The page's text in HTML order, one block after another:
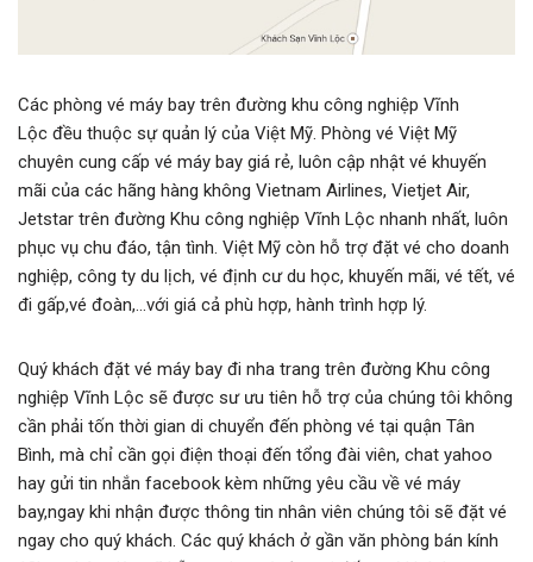
Các phòng vé máy bay trên đường khu công nghiệp Vĩnh
Lộc đều thuộc sự quản lý của Việt Mỹ. Phòng vé Việt Mỹ
chuyên cung cấp vé máy bay giá rẻ, luôn cập nhật vé khuyến
mãi của các hãng hàng không Vietnam Airlines, Vietjet Air,
Jetstar trên đường Khu công nghiệp Vĩnh Lộc nhanh nhất, luôn
phục vụ chu đáo, tận tình. Việt Mỹ còn hỗ trợ đặt vé cho doanh
nghiệp, công ty du lịch, vé định cư du học, khuyến mãi, vé tết, vé
đi gấp,vé đoàn,…với giá cả phù hợp, hành trình hợp lý.
Quý khách đặt vé máy bay đi nha trang trên đường Khu công
nghiệp Vĩnh Lộc sẽ được sư ưu tiên hỗ trợ của chúng tôi không
cần phải tốn thời gian di chuyển đến phòng vé tại quận Tân
Bình, mà chỉ cần gọi điện thoại đến tổng đài viên, chat yahoo
hay gửi tin nhắn facebook kèm những yêu cầu về vé máy
bay,ngay khi nhận được thông tin nhân viên chúng tôi sẽ đặt vé
ngay cho quý khách. Các quý khách ở gần văn phòng bán kính